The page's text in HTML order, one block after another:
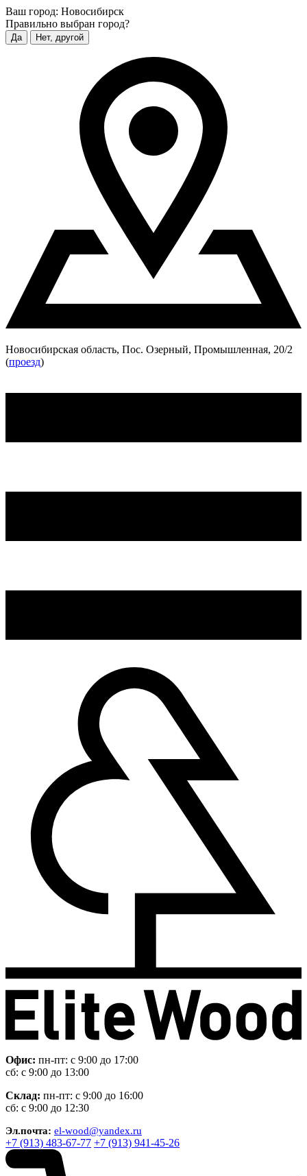
Ваш город: Новосибирск
Правильно выбран город?
Да Нет, другой
Новосибирская область, Пос. Озерный, Промышленная, 20/2
(проезд)
Офис: пн-пт: с 9:00 до 17:00
сб: с 9:00 до 13:00
Склад: пн-пт: с 9:00 до 16:00
сб: с 9:00 до 12:30
Эл.почта: el-wood@yandex.ru
+7 (913) 483-67-77 +7 (913) 941-45-26